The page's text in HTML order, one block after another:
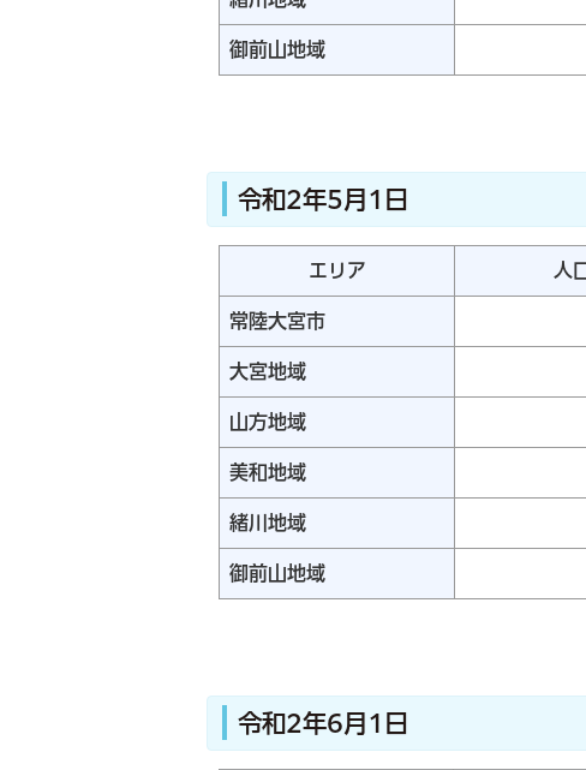
御前山地域
令和2年5月1日
エリア 人
常陸大宮市
大宮地域
山方地域
美和地域
緒川地域
御前山地域
令和2年6月1日